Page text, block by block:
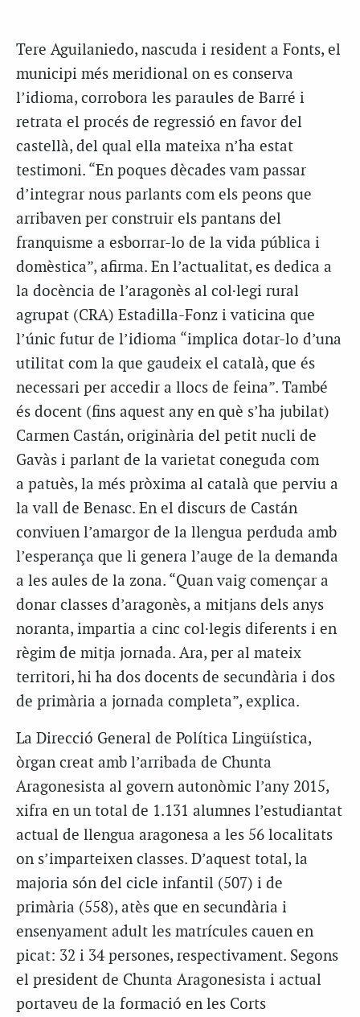
Tere Aguilaniedo, nascuda i resident a Fonts, el
municipi més meridional on es conserva
l’idioma, corrobora les paraules de Barré i
retrata el procés de regressió en favor del
castellà, del qual ella mateixa n’ha estat
testimoni. “En poques dècades vam passar
d’integrar nous parlants com els peons que
arribaven per construir els pantans del
franquisme a esborrar-lo de la vida pública i
domèstica”, afirma. En l’actualitat, es dedica a
la docència de l’aragonès al col·legi rural
agrupat (CRA) Estadilla-Fonz i vaticina que
l’únic futur de l’idioma “implica dotar-lo d’una
utilitat com la que gaudeix el català, que és
necessari per accedir a llocs de feina”. També
és docent (fins aquest any en què s’ha jubilat)
Carmen Castán, originària del petit nucli de
Gavàs i parlant de la varietat coneguda com
a patuès, la més pròxima al català que perviu a
la vall de Benasc. En el discurs de Castán
conviuen l’amargor de la llengua perduda amb
l’esperança que li genera l’auge de la demanda
a les aules de la zona. “Quan vaig començar a
donar classes d’aragonès, a mitjans dels anys
noranta, impartia a cinc col·legis diferents i en
règim de mitja jornada. Ara, per al mateix
territori, hi ha dos docents de secundària i dos
de primària a jornada completa”, explica.
La Direcció General de Política Lingüística,
òrgan creat amb l’arribada de Chunta
Aragonesista al govern autonòmic l’any 2015,
xifra en un total de 1.131 alumnes l’estudiantat
actual de llengua aragonesa a les 56 localitats
on s’imparteixen classes. D’aquest total, la
majoria són del cicle infantil (507) i de
primària (558), atès que en secundària i
ensenyament adult les matrícules cauen en
picat: 32 i 34 persones, respectivament. Segons
el president de Chunta Aragonesista i actual
portaveu de la formació en les Corts